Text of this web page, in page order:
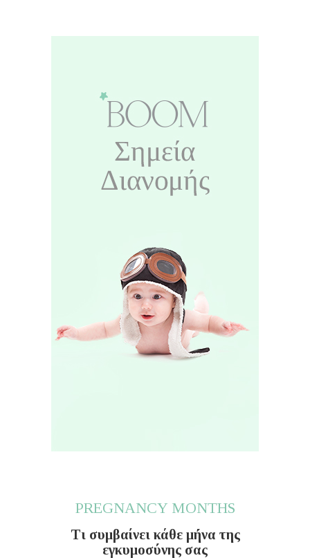
PREGNANCY MONTHS
Τι συμβαίνει κάθε μήνα της
εγκυμοσύνης σας